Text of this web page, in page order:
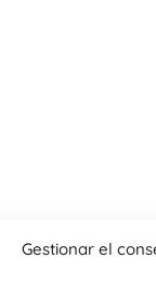
Gestionar el